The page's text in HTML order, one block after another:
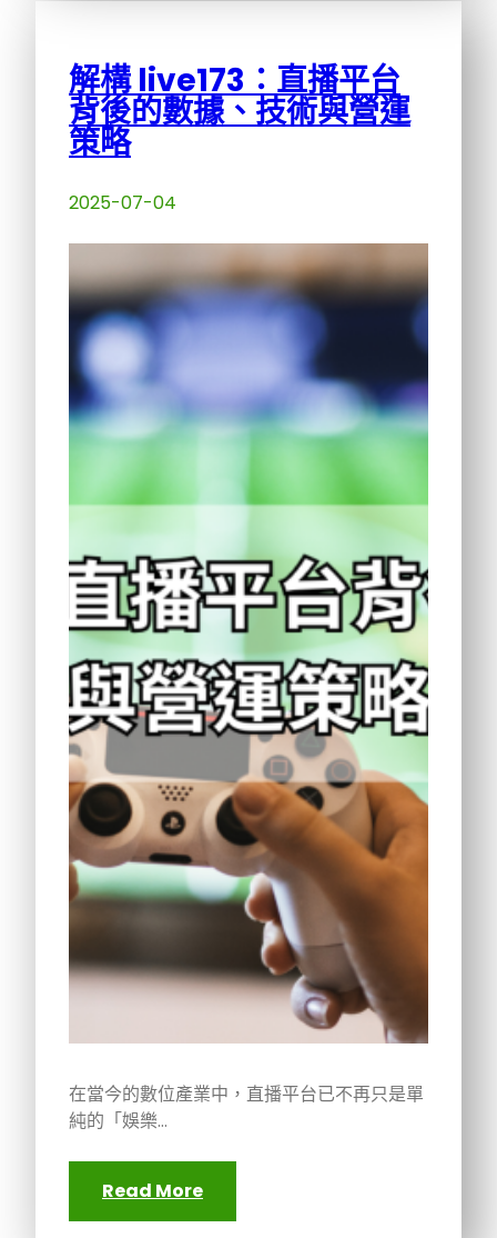
解構 live173：直播平台
背後的數據、技術與營運
策略
2025-07-04
在當今的數位產業中，直播平台已不再只是單
純的「娛樂…
Read More